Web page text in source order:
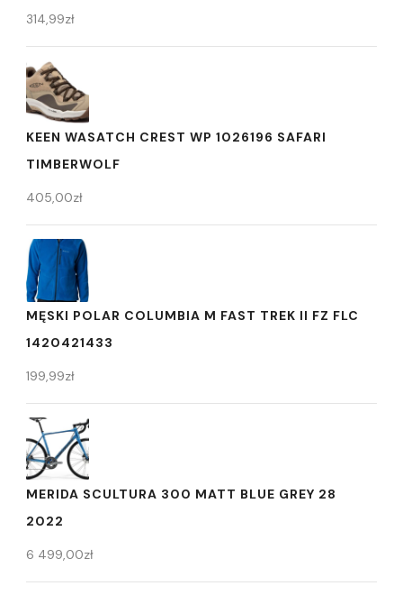
314,99zł
KEEN WASATCH CREST WP 1026196 SAFARI
TIMBERWOLF
405,00zł
MĘSKI POLAR COLUMBIA M FAST TREK II FZ FLC
1420421433
199,99zł
MERIDA SCULTURA 300 MATT BLUE GREY 28
2022
6 499,00zł